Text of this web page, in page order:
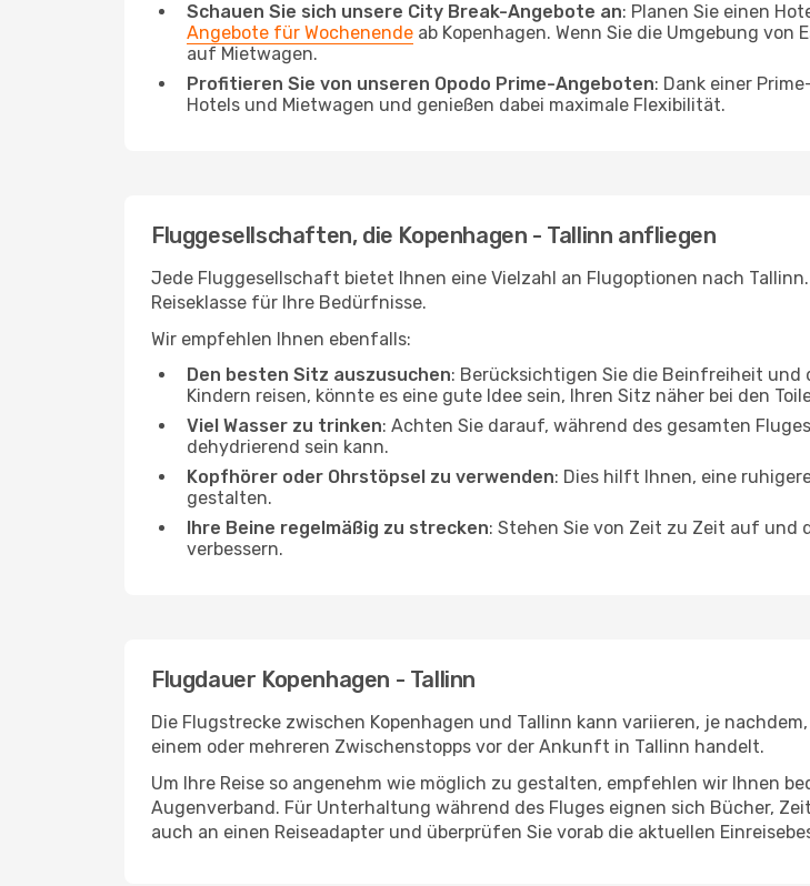
Schauen Sie sich unsere City Break-Angebote an: Planen Sie einen
Angebote für Wochenende ab Kopenhagen. Wenn Sie die Umgebung
auf Mietwagen.
Profitieren Sie von unseren Opodo Prime-Angeboten: Dank einer
Hotels und Mietwagen und genießen dabei maximale Flexibilität.
Fluggesellschaften, die Kopenhagen - Tallinn anfliegen
Jede Fluggesellschaft bietet Ihnen eine Vielzahl an Flugoptionen nach
Reiseklasse für Ihre Bedürfnisse.
Wir empfehlen Ihnen ebenfalls:
Den besten Sitz auszusuchen: Berücksichtigen Sie die Beinfreiheit und
Kindern reisen, könnte es eine gute Idee sein, Ihren Sitz näher bei den
Viel Wasser zu trinken: Achten Sie darauf, während des gesamten
dehydrierend sein kann.
Kopfhörer oder Ohrstöpsel zu verwenden: Dies hilft Ihnen, eine
gestalten.
Ihre Beine regelmäßig zu strecken: Stehen Sie von Zeit zu Zeit auf und
verbessern.
Flugdauer Kopenhagen - Tallinn
Die Flugstrecke zwischen Kopenhagen und Tallinn kann variieren, je
einem oder mehreren Zwischenstopps vor der Ankunft in Tallinn handelt.
Um Ihre Reise so angenehm wie möglich zu gestalten, empfehlen wir Ihnen
Augenverband. Für Unterhaltung während des Fluges eignen sich Bücher,
auch an einen Reiseadapter und überprüfen Sie vorab die aktuellen